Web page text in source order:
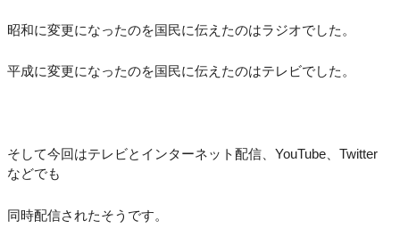
昭和に変更になったのを国民に伝えたのはラジオでした。
平成に変更になったのを国民に伝えたのはテレビでした。
そして今回はテレビとインターネット配信、YouTube、Twitter
などでも
同時配信されたそうです。